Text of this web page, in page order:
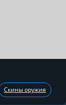
Скины оружия